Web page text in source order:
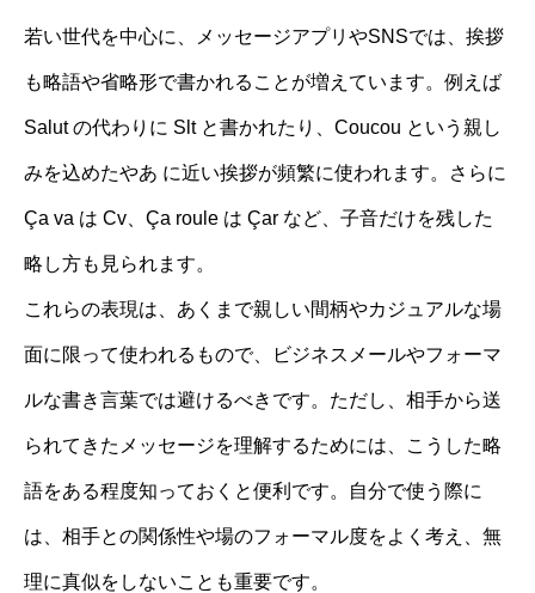
若い世代を中心に、メッセージアプリやSNSでは、挨拶
も略語や省略形で書かれることが増えています。例えば
Salut の代わりに Slt と書かれたり、Coucou という親し
みを込めたやあ に近い挨拶が頻繁に使われます。さらに
Ça va は Cv、Ça roule は Çar など、子音だけを残した
略し方も見られます。
これらの表現は、あくまで親しい間柄やカジュアルな場
面に限って使われるもので、ビジネスメールやフォーマ
ルな書き言葉では避けるべきです。ただし、相手から送
られてきたメッセージを理解するためには、こうした略
語をある程度知っておくと便利です。自分で使う際に
は、相手との関係性や場のフォーマル度をよく考え、無
理に真似をしないことも重要です。